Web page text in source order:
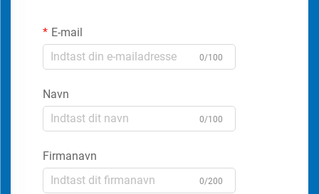
E-mail
0/100
Navn
0/100
Firmanavn
0/200